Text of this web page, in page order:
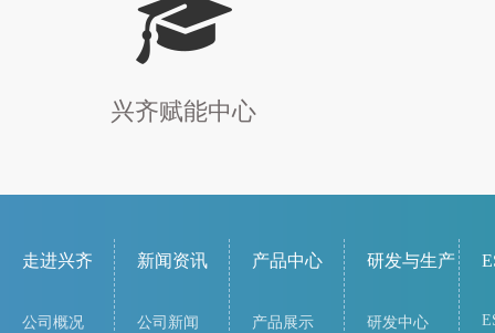
兴齐赋能中心
走进兴齐
公司概况
新闻资讯
公司新闻
产品中心
产品展示
研发与生产
研发中心